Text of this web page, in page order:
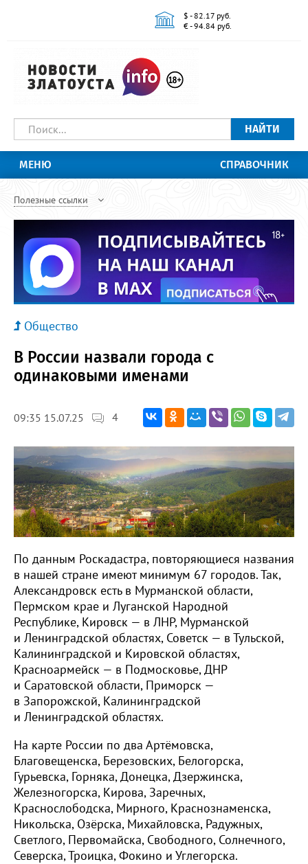
$ - 82.17 руб.
€ - 94.84 руб.
НАЙТИ
МЕНЮ СПРАВОЧНИК
Полезные ссылки
Общество
В России назвали города с
одинаковыми именами
09:35 15.07.25 4
По данным Роскадастра, повторяющиеся названия
в нашей стране имеют минимум 67 городов. Так,
Александровск есть в Мурманской области,
Пермском крае и Луганской Народной
Республике, Кировск — в ЛНР, Мурманской
и Ленинградской областях, Советск — в Тульской,
Калининградской и Кировской областях,
Красноармейск — в Подмосковье, ДНР
и Саратовской области, Приморск —
в Запорожской, Калининградской
и Ленинградской областях.
На карте России по два Артёмовска,
Благовещенска, Березовских, Белогорска,
Гурьевска, Горняка, Донецка, Дзержинска,
Железногорска, Кирова, Заречных,
Краснослободска, Мирного, Краснознаменска,
Никольска, Озёрска, Михайловска, Радужных,
Светлого, Первомайска, Свободного, Солнечного,
Северска, Троицка, Фокино и Углегорска.